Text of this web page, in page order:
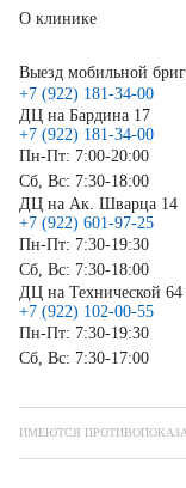
О клинике
Выезд мобильной
+7 (922) 181-34-00
ДЦ на Бардина 17
+7 (922) 181-34-00
Пн-Пт: 7:00-20:00
Сб, Вс: 7:30-18:00
ДЦ на Ак. Шварца 14
+7 (922) 601-97-25
Пн-Пт: 7:30-19:30
Сб, Вс: 7:30-18:00
ДЦ на Технической 64
+7 (922) 102-00-55
Пн-Пт: 7:30-19:30
Сб, Вс: 7:30-17:00
ИМЕЮТСЯ